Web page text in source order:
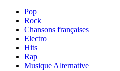
Pop
Rock
Chansons françaises
Electro
Hits
Rap
Musique Alternative